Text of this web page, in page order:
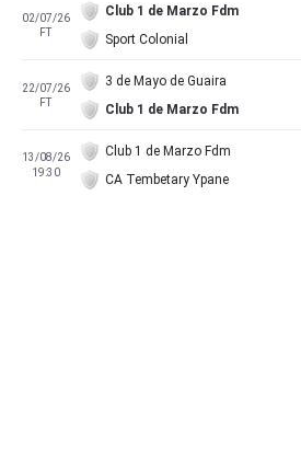
02/07/26
FT
Club 1 de Marzo Fdm
Sport Colonial
22/07/26
FT
3 de Mayo de Guaira
Club 1 de Marzo Fdm
13/08/26
19:30
Club 1 de Marzo Fdm
CA Tembetary Ypane